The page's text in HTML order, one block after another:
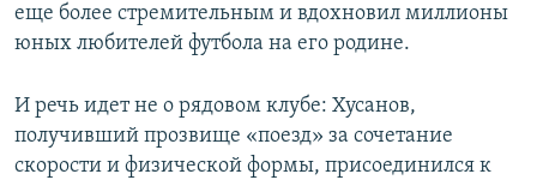
еще более стремительным и вдохновил миллионы
юных любителей футбола на его родине.
И речь идет не о рядовом клубе: Хусанов,
получивший прозвище «поезд» за сочетание
скорости и физической формы, присоединился к